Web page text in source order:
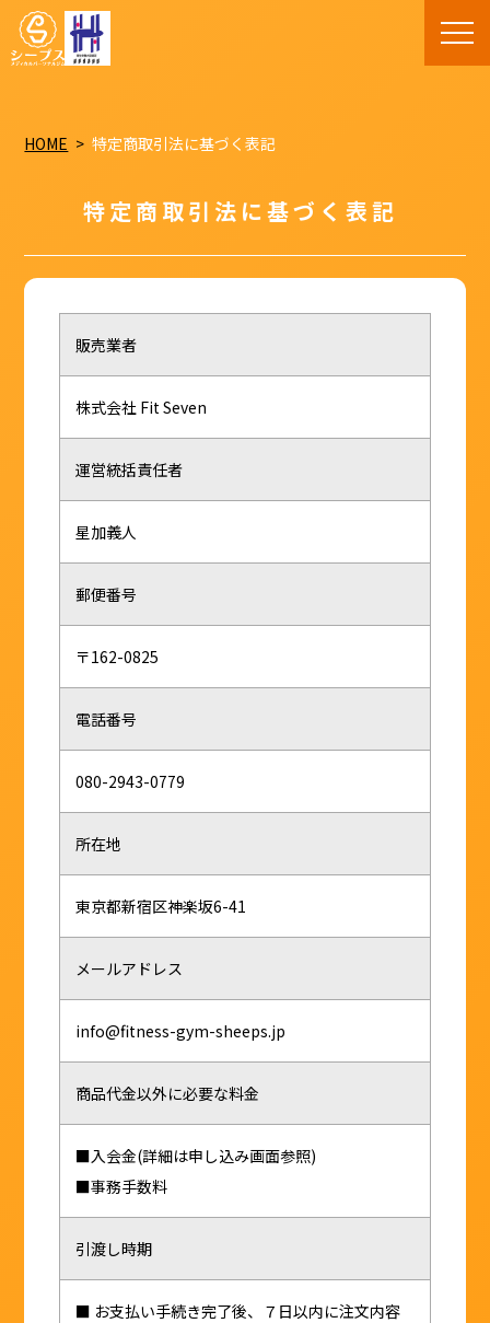
HOME 特定商取引法に基づく表記
特定商取引法に基づく表記
販売業者
株式会社 Fit Seven
運営統括責任者
星加義人
郵便番号
〒162-0825
電話番号
080-2943-0779
所在地
東京都新宿区神楽坂6-41
メールアドレス
info@fitness-gym-sheeps.jp
商品代金以外に必要な料金
■入会金(詳細は申し込み画面参照)
■事務手数料
引渡し時期
■ お支払い手続き完了後、７日以内に注文内容